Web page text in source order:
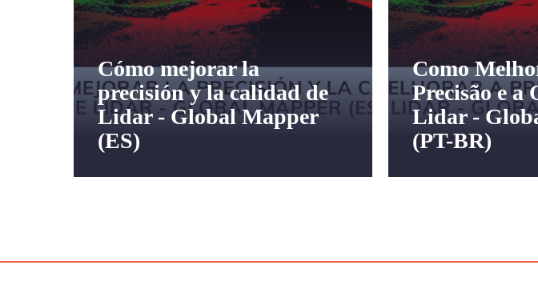
Cómo mejorar la
precisión y la calidad de
Lidar - Global Mapper
(ES)
Como
Precisão e a
Lidar -
(PT-BR)